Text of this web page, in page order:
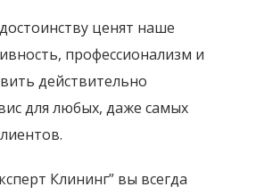
ценят наше
профессионализм и
действительно
для любых, даже самых
Клининг” вы всегда